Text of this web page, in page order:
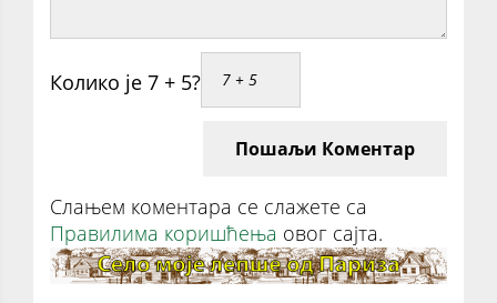
Колико је 7 + 5?
Пошаљи Коментар
Слањем коментара се слажете са
Правилима коришћења овог сајта.